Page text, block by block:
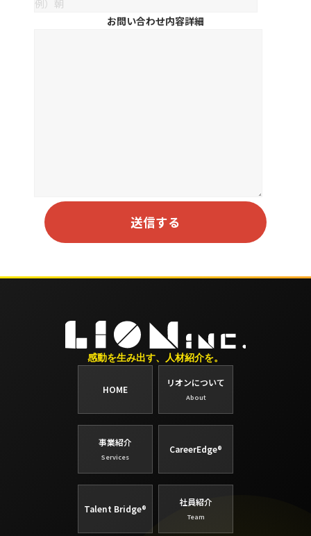
お問い合わせ内容詳細
感動を生み出す、人材紹介を。
HOME
リオンについて
About
事業紹介
Services
CareerEdge®
Talent Bridge®
社員紹介
Team